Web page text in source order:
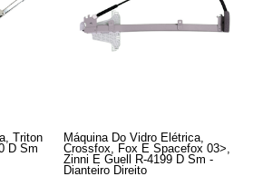
Triton
D Sm
Máquina Do Vidro Elétrica,
Crossfox, Fox E Spacefox 03>,
Zinni E Guell R-4199 D Sm -
Dianteiro Direito